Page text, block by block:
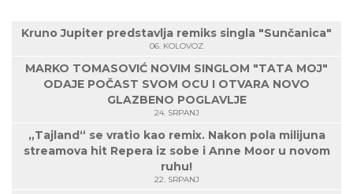
Kruno Jupiter predstavlja remiks singla "Sunčanica"
06. KOLOVOZ
MARKO TOMASOVIĆ NOVIM SINGLOM "TATA MOJ"
ODAJE POČAST SVOM OCU I OTVARA NOVO
GLAZBENO POGLAVLJE
24. SRPANJ
„Tajland“ se vratio kao remix. Nakon pola milijuna
streamova hit Repera iz sobe i Anne Moor u novom
ruhu!
22. SRPANJ